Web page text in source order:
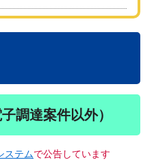
調達案件以外）
ステムで公告しています